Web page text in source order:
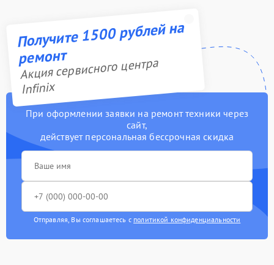
Получите 1500 рублей на
ремонт
Акция сервисного центра
Infinix
При оформлении заявки на ремонт техники через
сайт,
действует персональная бессрочная скидка
Отправляя, Вы соглашаетесь с политикой конфиденциальности